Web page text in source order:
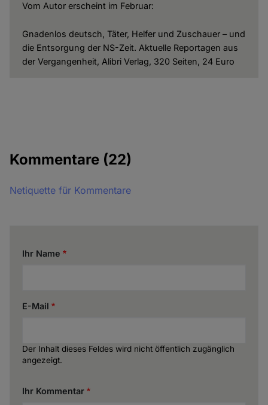
Vom Autor erscheint im Februar:
Gnadenlos deutsch, Täter, Helfer und Zuschauer – und
die Entsorgung der NS-Zeit. Aktuelle Reportagen aus
der Vergangenheit, Alibri Verlag, 320 Seiten, 24 Euro
Kommentare (22)
Netiquette für Kommentare
Ihr Name
E-Mail
Der Inhalt dieses Feldes wird nicht öffentlich zugänglich
angezeigt.
Ihr Kommentar